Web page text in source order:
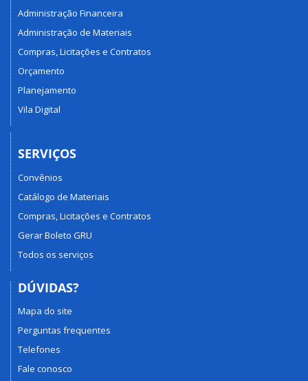
Administração Financeira
Administração de Materiais
Compras, Licitações e Contratos
Orçamento
Planejamento
Vila Digital
SERVIÇOS
Convênios
Catálogo de Materiais
Compras, Licitações e Contratos
Gerar Boleto GRU
Todos os serviços
DÚVIDAS?
Mapa do site
Perguntas frequentes
Telefones
Fale conosco